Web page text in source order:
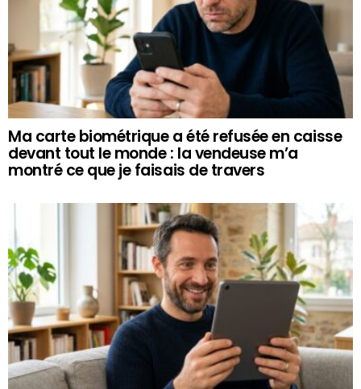
Ma carte biométrique a été refusée en caisse
devant tout le monde : la vendeuse m’a
montré ce que je faisais de travers